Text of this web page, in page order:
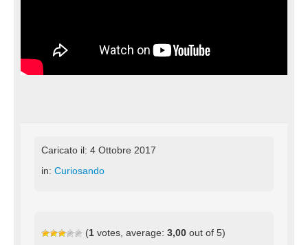
Caricato il: 4 Ottobre 2017
in: Curiosando
(1 votes, average: 3,00 out of 5)